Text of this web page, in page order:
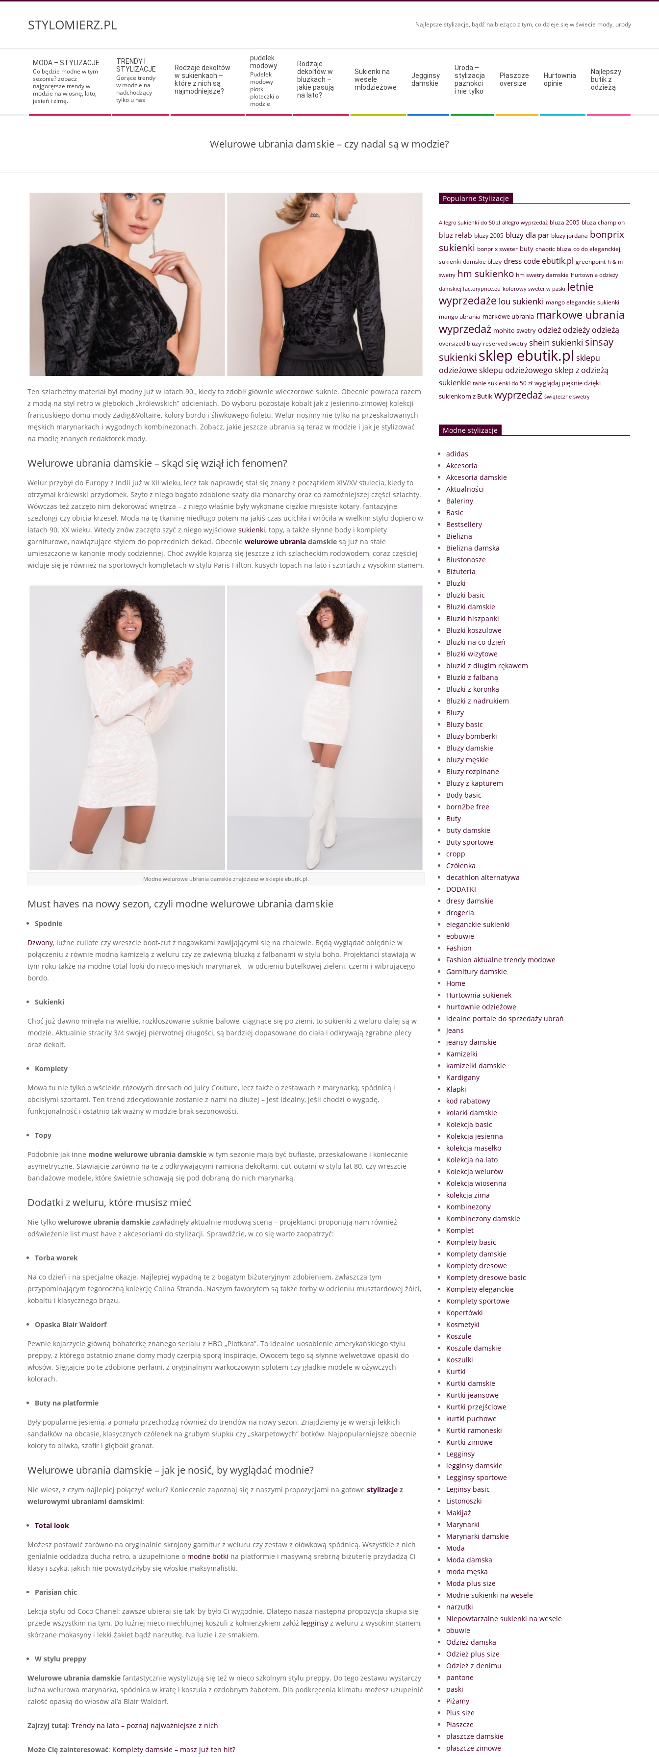
STYLOMIERZ.PL Najlepsze stylizacje, bądź na bieżąco z tym, co dzieje się w świecie mody, urody
Navigation
Menu
MODA – STYLIZACJE
Co będzie modne w tym
sezonie? zobacz
najgorętsze trendy w
modzie na wiosnę, lato,
jesień i zimę.
TRENDY I
STYLIZACJE
Gorące trendy
w modzie na
nadchodzący
tylko u nas
Rodzaje dekoltów
w sukienkach –
które z nich są
najmodniejsze?
pudelek
modowy
Pudelek
modowy
plotki i
ploteczki o
modzie
Rodzaje
dekoltów w
bluzkach –
jakie pasują
na lato?
Sukienki na
wesele
młodzieżowe
Jegginsy
damskie
Uroda –
stylizacja
paznokci
i nie tylko
Płaszcze
oversize
Hurtownia
opinie
Najlepszy
butik z
odzieżą
Welurowe ubrania damskie – czy nadal są w modzie?
Ten szlachetny materiał był modny już w latach 90., kiedy to zdobił głównie wieczorowe suknie. Obecnie powraca razem
z modą na styl retro w głębokich „królewskich” odcieniach. Do wyboru pozostaje kobalt jak z jesienno-zimowej kolekcji
francuskiego domu mody Zadig&Voltaire, kolory bordo i śliwkowego fioletu. Welur nosimy nie tylko na przeskalowanych
męskich marynarkach i wygodnych kombinezonach. Zobacz, jakie jeszcze ubrania są teraz w modzie i jak je stylizować
na modłę znanych redaktorek mody.
Welurowe ubrania damskie – skąd się wziął ich fenomen?
Welur przybył do Europy z Indii już w XII wieku, lecz tak naprawdę stał się znany z początkiem XIV/XV stulecia, kiedy to
otrzymał królewski przydomek. Szyto z niego bogato zdobione szaty dla monarchy oraz co zamożniejszej części szlachty.
Wówczas też zaczęto nim dekorować wnętrza – z niego właśnie były wykonane ciężkie mięsiste kotary, fantazyjne
szezlongi czy obicia krzeseł. Moda na tę tkaninę niedługo potem na jakiś czas ucichła i wróciła w wielkim stylu dopiero w
latach 90. XX wieku. Wtedy znów zaczęto szyć z niego wyjściowe sukienki, topy, a także słynne body i komplety
garniturowe, nawiązujące stylem do poprzednich dekad. Obecnie welurowe ubrania damskie są już na stałe
umieszczone w kanonie mody codziennej. Choć zwykle kojarzą się jeszcze z ich szlacheckim rodowodem, coraz częściej
widuje się je również na sportowych kompletach w stylu Paris Hilton, kusych topach na lato i szortach z wysokim stanem.
Modne welurowe ubrania damskie znajdziesz w sklepie ebutik.pl.
Must haves na nowy sezon, czyli modne welurowe ubrania damskie
Spodnie
Dzwony, luźne cullote czy wreszcie boot-cut z nogawkami zawijającymi się na cholewie. Będą wyglądać obłędnie w
połączeniu z równie modną kamizelą z weluru czy ze zwiewną bluzką z falbanami w stylu boho. Projektanci stawiają w
tym roku także na modne total looki do nieco męskich marynarek – w odcieniu butelkowej zieleni, czerni i wibrującego
bordo.
Sukienki
Choć już dawno minęła na wielkie, rozkloszowane suknie balowe, ciągnące się po ziemi, to sukienki z weluru dalej są w
modzie. Aktualnie straciły 3/4 swojej pierwotnej długości, są bardziej dopasowane do ciała i odkrywają zgrabne plecy
oraz dekolt.
Komplety
Mowa tu nie tylko o wściekle różowych dresach od Juicy Couture, lecz także o zestawach z marynarką, spódnicą i
obcisłymi szortami. Ten trend zdecydowanie zostanie z nami na dłużej – jest idealny, jeśli chodzi o wygodę,
funkcjonalność i ostatnio tak ważny w modzie brak sezonowości.
Topy
Podobnie jak inne modne welurowe ubrania damskie w tym sezonie mają być bufiaste, przeskalowane i koniecznie
asymetryczne. Stawiajcie zarówno na te z odkrywającymi ramiona dekoltami, cut-outami w stylu lat 80. czy wreszcie
bandażowe modele, które świetnie schowają się pod dobraną do nich marynarką.
Dodatki z weluru, które musisz mieć
Nie tylko welurowe ubrania damskie zawładnęły aktualnie modową sceną – projektanci proponują nam również
odświeżenie list must have z akcesoriami do stylizacji. Sprawdźcie, w co się warto zaopatrzyć:
Torba worek
Na co dzień i na specjalne okazje. Najlepiej wypadną te z bogatym biżuteryjnym zdobieniem, zwłaszcza tym
przypominającym tegoroczną kolekcję Colina Stranda. Naszym faworytem są także torby w odcieniu musztardowej żółci,
kobaltu i klasycznego brązu.
Opaska Blair Waldorf
Pewnie kojarzycie główną bohaterkę znanego serialu z HBO „Plotkara”. To idealne uosobienie amerykańskiego stylu
preppy, z którego ostatnio znane domy mody czerpią sporą inspiracje. Owocem tego są słynne welwetowe opaski do
włosów. Sięgajcie po te zdobione perłami, z oryginalnym warkoczowym splotem czy gładkie modele w ożywczych
kolorach.
Buty na platformie
Były popularne jesienią, a pomału przechodzą również do trendów na nowy sezon. Znajdziemy je w wersji lekkich
sandałków na obcasie, klasycznych czółenek na grubym słupku czy „skarpetowych” botków. Najpopularniejsze obecnie
kolory to oliwka, szafir i głęboki granat.
Welurowe ubrania damskie – jak je nosić, by wyglądać modnie?
Nie wiesz, z czym najlepiej połączyć welur? Koniecznie zapoznaj się z naszymi propozycjami na gotowe stylizacje z
welurowymi ubraniami damskimi:
Total look
Możesz postawić zarówno na oryginalnie skrojony garnitur z weluru czy zestaw z ołówkową spódnicą. Wszystkie z nich
genialnie oddadzą ducha retro, a uzupełnione o modne botki na platformie i masywną srebrną biżuterię przydadzą Ci
klasy i szyku, jakich nie powstydziłyby się włoskie maksymalistki.
Parisian chic
Lekcja stylu od Coco Chanel: zawsze ubieraj się tak, by było Ci wygodnie. Dlatego nasza następna propozycja skupia się
przede wszystkim na tym. Do luźnej nieco niechlujnej koszuli z kołnierzykiem załóż legginsy z weluru z wysokim stanem,
skórzane mokasyny i lekki żakiet bądź narzutkę. Na luzie i ze smakiem.
W stylu preppy
Welurowe ubrania damskie fantastycznie wystylizują się też w nieco szkolnym stylu preppy. Do tego zestawu wystarczy
luźna welurowa marynarka, spódnica w kratę i koszula z ozdobnym żabotem. Dla podkręcenia klimatu możesz uzupełnić
całość opaską do włosów al’a Blair Waldorf.
Zajrzyj tutaj: Trendy na lato – poznaj najważniejsze z nich
Może Cię zainteresować: Komplety damskie – masz już ten hit?
Popularne Stylizacje
Allegro sukienki do 50 zł allegro wyprzedaż bluza 2005 bluza champion
bluz relab bluzy 2005 bluzy dla par bluzy jordana bonprix
sukienki bonprix sweter buty chaotic bluza co do eleganckiej
sukienki damskie bluzy dress code ebutik.pl greenpoint h & m
swetry hm sukienko hm swetry damskie Hurtownia odzieży
damskiej factoryprice.eu kolorowy sweter w paski letnie
wyprzedaże lou sukienki mango eleganckie sukienki
mango ubrania markowe ubrania markowe ubrania
wyprzedaż mohito swetry odzież odzieży odzieżą
oversized bluzy reserved swetry shein sukienki sinsay
sukienki sklep ebutik.pl sklepu
odzieżowesklepu odzieżowego sklep z odzieżą
sukienkie tanie sukienki do 50 zł wyglądaj pięknie dzięki
sukienkom z Butik wyprzedaż świąteczne swetry
Modne stylizacje
adidas
Akcesoria
Akcesoria damskie
Aktualności
Baleriny
Basic
Bestsellery
Bielizna
Bielizna damska
Biustonosze
Biżuteria
Bluzki
Bluzki basic
Bluzki damskie
Bluzki hiszpanki
Bluzki koszulowe
Bluzki na co dzień
Bluzki wizytowe
bluzki z długim rękawem
Bluzki z falbaną
Bluzki z koronką
Bluzki z nadrukiem
Bluzy
Bluzy basic
Bluzy bomberki
Bluzy damskie
bluzy męskie
Bluzy rozpinane
Bluzy z kapturem
Body basic
born2be free
Buty
buty damskie
Buty sportowe
cropp
Czółenka
decathlon alternatywa
DODATKI
dresy damskie
drogeria
eleganckie sukienki
eobuwie
Fashion
Fashion aktualne trendy modowe
Garnitury damskie
Home
Hurtownia sukienek
hurtownie odzieżowe
idealne portale do sprzedaży ubrań
Jeans
jeansy damskie
Kamizelki
kamizelki damskie
Kardigany
Klapki
kod rabatowy
kolarki damskie
Kolekcja basic
Kolekcja jesienna
kolekcja masełko
Kolekcja na lato
Kolekcja welurów
Kolekcja wiosenna
kolekcja zima
Kombinezony
Kombinezony damskie
Komplet
Komplety basic
Komplety damskie
Komplety dresowe
Komplety dresowe basic
Komplety eleganckie
Komplety sportowe
Kopertówki
Kosmetyki
Koszule
Koszule damskie
Koszulki
Kurtki
Kurtki damskie
Kurtki jeansowe
Kurtki przejściowe
kurtki puchowe
Kurtki ramoneski
Kurtki zimowe
Legginsy
legginsy damskie
Legginsy sportowe
Leginsy basic
Listonoszki
Makijaż
Marynarki
Marynarki damskie
Moda
Moda damska
moda męska
Moda plus size
Modne sukienki na wesele
narzutki
Niepowtarzalne sukienki na wesele
obuwie
Odzież damska
Odzież plus size
Odzież z denimu
pantone
paski
Piżamy
Plus size
Płaszcze
płaszcze damskie
płaszcze zimowe